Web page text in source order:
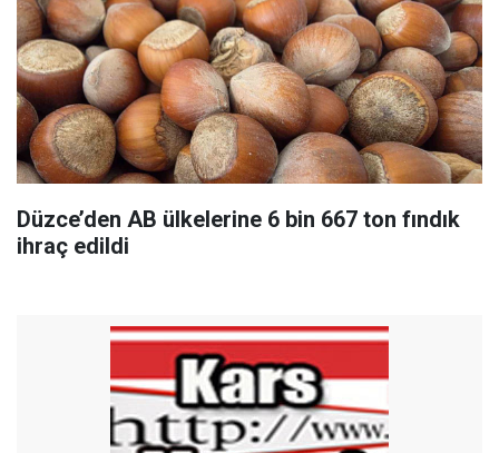
Düzce’den AB ülkelerine 6 bin 667 ton fındık
ihraç edildi